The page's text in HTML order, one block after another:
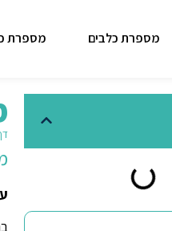
מספרת כלבים מספרת